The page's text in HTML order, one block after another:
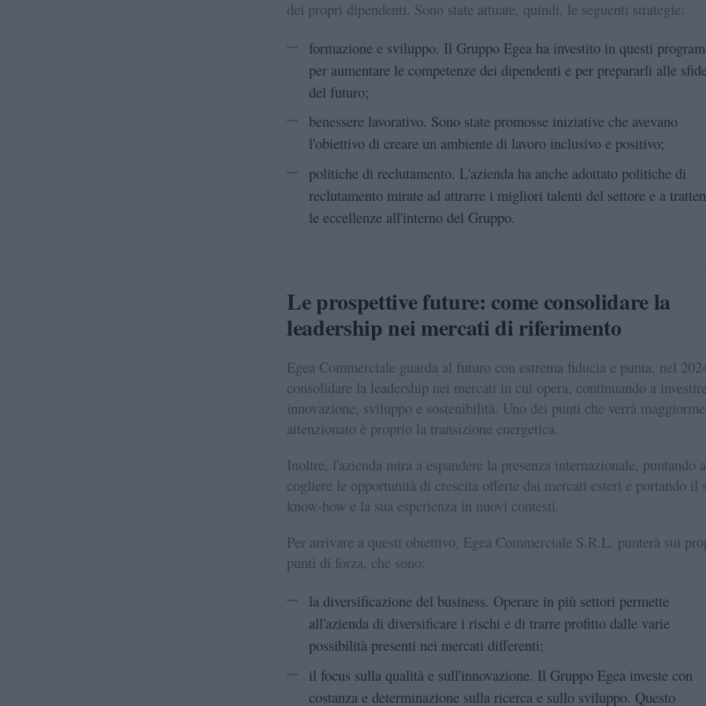
dei propri dipendenti. Sono state attuate, quindi, le seguenti strategie:
formazione e sviluppo. Il Gruppo Egea ha investito in questi
per aumentare le competenze dei dipendenti e per prepararli alle
del futuro;
benessere lavorativo. Sono state promosse iniziative che avevano
l'obiettivo di creare un ambiente di lavoro inclusivo e positivo;
politiche di reclutamento. L'azienda ha anche adottato politiche di
reclutamento mirate ad attrarre i migliori talenti del settore e a
le eccellenze all'interno del Gruppo.
Le prospettive future: come consolidare la
leadership nei mercati di riferimento
Egea Commerciale guarda al futuro con estrema fiducia e punta, nel
consolidare la leadership nei mercati in cui opera, continuando a
innovazione, sviluppo e sostenibilità. Uno dei punti che verrà
attenzionato è proprio la transizione energetica.
Inoltre, l'azienda mira a espandere la presenza internazionale, puntando a
cogliere le opportunità di crescita offerte dai mercati esteri e portando il
know-how e la sua esperienza in nuovi contesti.
Per arrivare a questi obiettivo, Egea Commerciale S.R.L. punterà sui
punti di forza, che sono:
la diversificazione del business. Operare in più settori permette
all'azienda di diversificare i rischi e di trarre profitto dalle varie
possibilità presenti nei mercati differenti;
il focus sulla qualità e sull'innovazione. Il Gruppo Egea investe con
costanza e determinazione sulla ricerca e sullo sviluppo. Questo